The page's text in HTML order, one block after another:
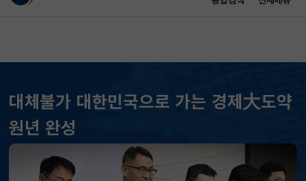
대체불가 대한민국으로 가는 경제大도약
원년 완성
KOSPI 6258.77 37.61(하락)
KOSDAQ
국고채(3년) 3.746 0.004(상승)